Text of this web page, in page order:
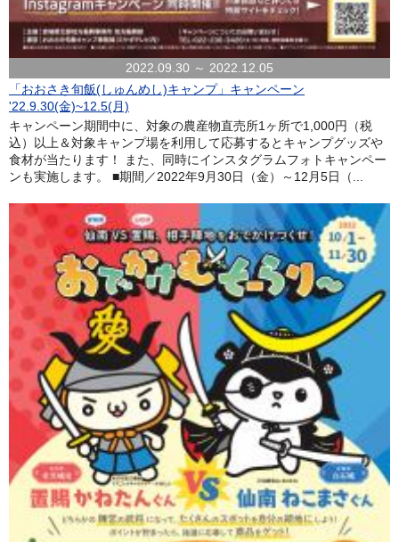
2022.09.30 ～ 2022.12.05
「おおさき旬飯(しゅんめし)キャンプ」キャンペーン
'22.9.30(金)~12.5(月)
キャンペーン期間中に、対象の農産物直売所1ヶ所で1,000円（税
込）以上＆対象キャンプ場を利用して応募するとキャンプグッズや
食材が当たります！ また、同時にインスタグラムフォトキャンペー
ンも実施します。 ■期間／2022年9月30日（金）～12月5日（...